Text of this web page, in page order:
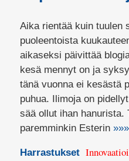
Aika rientää kuin tuulen
puoleentoista
aikaseksi päivittää
kesä mennyt on ja
tänä vuonna ei kesästä
puhua. Ilimoja on
sää ollut ihan hanurista.
paremminkin Esterin
Harrastukset